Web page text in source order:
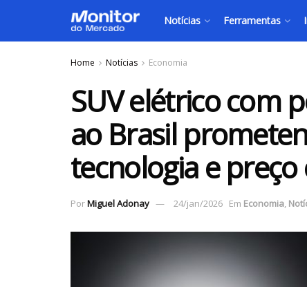
Notícias Ferramentas
Home Notícias Economia
SUV elétrico com
ao Brasil
tecnologia e
PorMiguel Adonay 24/jan/2026 Em Economia,